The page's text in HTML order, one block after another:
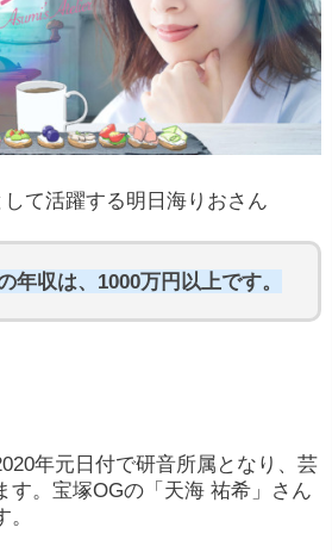
して活躍する明日海りおさん
年収は、1000万円以上です。
年元日付で研音所属となり、芸
す。宝塚OGの「天海 祐希」さん